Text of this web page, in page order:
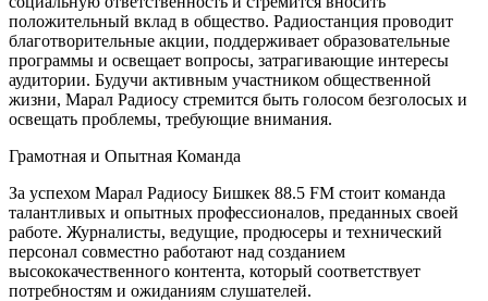
положительный вклад в общество. Радиостанция проводит
благотворительные акции, поддерживает образовательные
программы и освещает вопросы, затрагивающие интересы
аудитории. Будучи активным участником общественной
жизни, Марал Радиосу стремится быть голосом безголосых и
освещать проблемы, требующие внимания.
Грамотная и Опытная Команда
За успехом Марал Радиосу Бишкек 88.5 FM стоит команда
талантливых и опытных профессионалов, преданных своей
работе. Журналисты, ведущие, продюсеры и технический
персонал совместно работают над созданием
высококачественного контента, который соответствует
потребностям и ожиданиям слушателей.